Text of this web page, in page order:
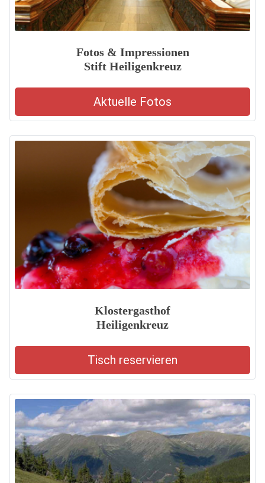
Fotos & Impressionen
Stift Heiligenkreuz
Aktuelle Fotos
Klostergasthof
Heiligenkreuz
Tisch reservieren